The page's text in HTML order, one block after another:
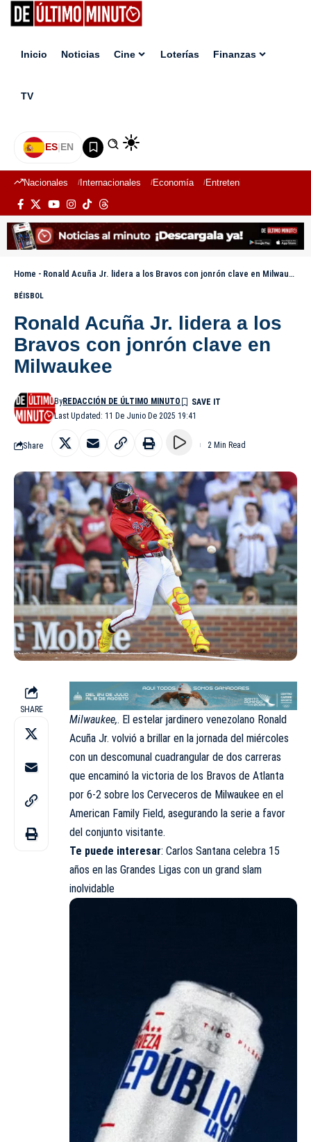
Inicio Noticias Cine Loterías Finanzas
TV
ES|EN
Nacionales Internacionales Economía Entretenimiento
Home - Ronald Acuña Jr. lidera a los Bravos con jonrón clave en Milwaukee
BÉISBOL
Ronald Acuña Jr. lidera a los
Bravos con jonrón clave en
Milwaukee
Last Updated: 11 De Junio De 2025 19:41
ByREDACCIÓN DE ÚLTIMO MINUTO
Share 2 Min Read
SHARE
Milwaukee,. El estelar jardinero venezolano Ronald
Acuña Jr. volvió a brillar en la jornada del miércoles
con un descomunal cuadrangular de dos carreras
que encaminó la victoria de los Bravos de Atlanta
por 6-2 sobre los Cerveceros de Milwaukee en el
American Family Field, asegurando la serie a favor
del conjunto visitante.
Te puede interesar: Carlos Santana celebra 15
años en las Grandes Ligas con un grand slam
inolvidable